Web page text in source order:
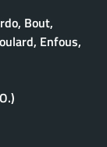
Bout,
Enfous,